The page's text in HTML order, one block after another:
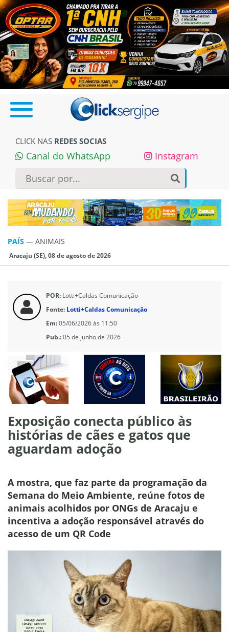
CLICK NAS REDES SOCIAS
Canal do WhatsApp Instagram
PAÍS — ANIMAIS
Aracaju (SE), 08 de agosto de 2026
POR: Lotti+Caldas Comunicação
Fonte: Lotti+Caldas Comunicação
Em:05/06/2026 às 11:50
Pub.:05 de junho de 2026
Exposição conecta público às
histórias de cães e gatos que
aguardam adoção
A mostra, que faz parte da programação da
Semana do Meio Ambiente, reúne fotos de
animais acolhidos por ONGs de Aracaju e
incentiva a adoção responsável através do
acesso de um QR Code